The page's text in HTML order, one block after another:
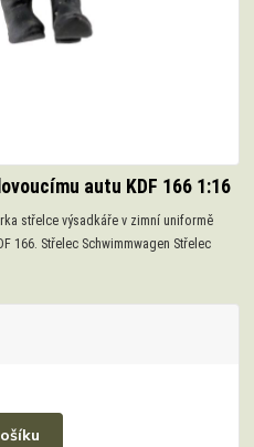
autu KDF 166 1:16
střelce výsadkáře v zimní uniformě
166. Střelec Schwimmwagen Střelec